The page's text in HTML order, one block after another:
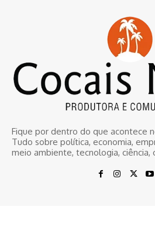
Fique por dentro do que acontece
Tudo sobre política, economia,
meio ambiente, tecnologia, ciência,